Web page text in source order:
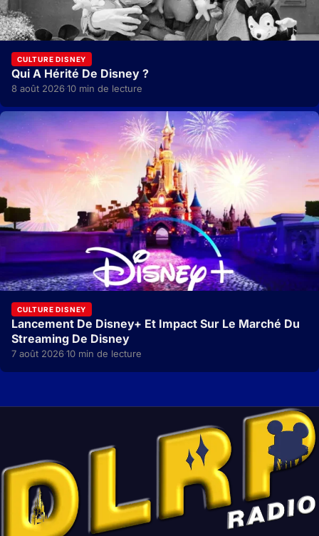
CULTURE DISNEY
Qui A Hérité De Disney ?
8 août 2026·10 min de lecture
CULTURE DISNEY
Lancement De Disney+ Et Impact Sur Le Marché Du
Streaming De Disney
7 août 2026·10 min de lecture